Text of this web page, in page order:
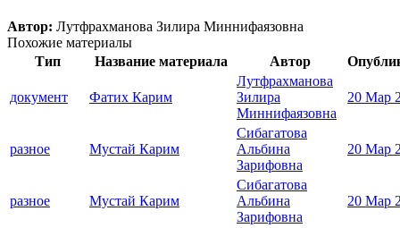
Автор: Лутфрахманова Зилира Миннифаязовна
Похожие материалы
Тип
Название материала Автор
документ Фатих Карим
Лутфрахманова
Зилира
Миннифаязовна
20 Мар
разное Мустай Карим
Сибагатова
Альбина
Зарифовна
20 Мар
разное Мустай Карим
Сибагатова
Альбина
Зарифовна
20 Мар